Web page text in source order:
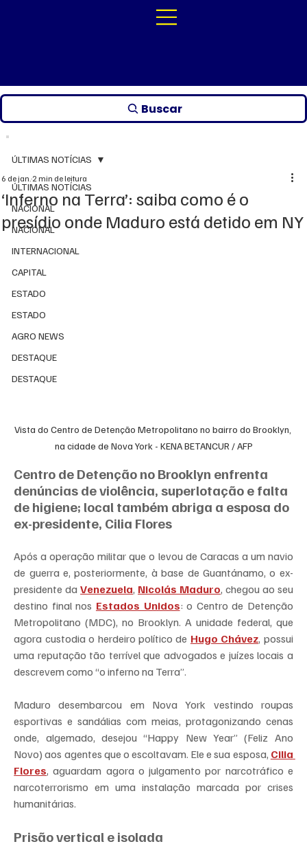
Buscar
ÚLTIMAS NOTÍCIAS
NACIONAL
NACIONAL
INTERNACIONAL
CAPITAL
ESTADO
ESTADO
AGRO NEWS
DESTAQUE
DESTAQUE
ÚLTIMAS NOTÍCIAS
‘Inferno na Terra’: saiba como é o
presídio onde Maduro está detido em NY
6 de jan.2 min de leitura
Vista do Centro de Detenção Metropolitano no bairro do Brooklyn,
na cidade de Nova York - KENA BETANCUR / AFP
Centro de Detenção no Brooklyn enfrenta
denúncias de violência, superlotação e falta
de higiene; local também abriga a esposa do
ex-presidente, Cilia Flores
Após a operação militar que o levou de Caracas a um navio
de guerra e, posteriormente, à base de Guantánamo, o ex-
presidente da Venezuela, Nicolás Maduro, chegou ao seu
destino final nos Estados Unidos: o Centro de Detenção
Metropolitano (MDC), no Brooklyn. A unidade federal, que
agora custodia o herdeiro político de Hugo Chávez, possui
uma reputação tão terrível que advogados e juízes locais a
descrevem como “o inferno na Terra”.
Maduro desembarcou em Nova York vestindo roupas
esportivas e sandálias com meias, protagonizando cenas
onde, algemado, desejou “Happy New Year” (Feliz Ano
Novo) aos agentes que o escoltavam. Ele e sua esposa, Cilia
Flores, aguardam agora o julgamento por narcotráfico e
narcoterrorismo em uma instalação marcada por crises
humanitárias.
Prisão vertical e isolada